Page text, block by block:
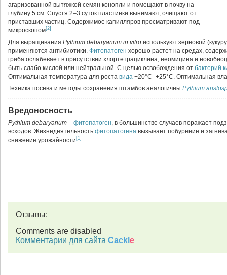
агаризованной вытяжкой семян конопли и помещают в почву на
глубину 5 см. Спустя 2–3 суток пластинки вынимают, очищают от
приставших частиц. Содержимое капилляров просматривают под
микроскопом[2] .
Для выращивания Pythium debaryanum in vitro используют зерновой
применяются антибиотики. Фитопатоген хорошо растет на средах,
гриба ослабевает в присутствии хлортетрациклина, неомицина и
быть слабо кислой или нейтральной. С целью освобождения от бактерий
Оптимальная температура для роста вида +20°C–+25°C. Оптимальная
Техника посева и методы сохранения штамбов аналогичны Pythium
Вредоносность
Pythium debaryanum – фитопатоген, в большинстве случаев поражает
всходов. Жизнедеятельность фитопатогена вызывает побурение и
снижение урожайности [1] .
Отзывы:
Comments are disabled
Комментарии для сайта Cackl e